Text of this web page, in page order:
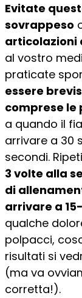
Evitate
sovrappeso
articolazioni
al vostro
praticate
essere
comprese le
a quando il
arrivare a 30
secondi.
3 volte alla
di
arrivare a
qualche
polpacci,
risultati si
(ma va
corretta!).